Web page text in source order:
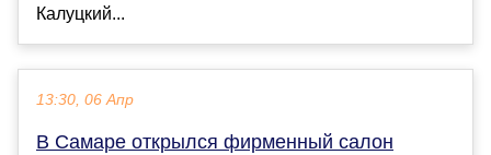
Калуцкий...
13:30, 06 Апр
В Самаре открылся фирменный салон